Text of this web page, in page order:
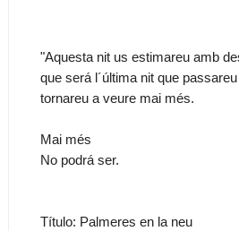
"Aquesta nit us estimareu amb
que será l´última nit que
tornareu a veure mai més.
Mai més
No podrá ser.
Título: Palmeres en la neu